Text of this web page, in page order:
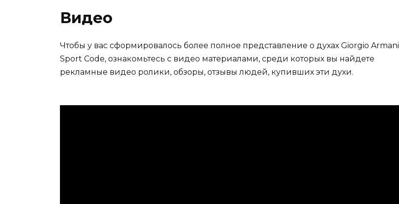
Видео
Чтобы у вас сформировалось более полное представление о духах Giorgio Armani
Sport Code, ознакомьтесь с видео материалами, среди которых вы найдете
рекламные видео ролики, обзоры, отзывы людей, купивших эти духи.